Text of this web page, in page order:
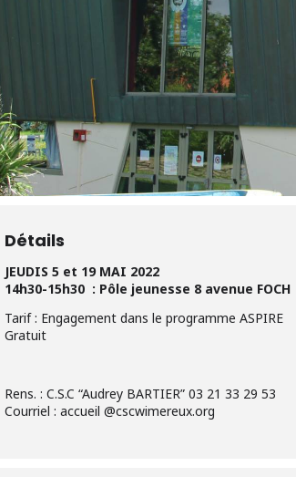
Détails
JEUDIS 5 et 19 MAI 2022
14h30-15h30 : Pôle jeunesse 8 avenue FOCH
Tarif : Engagement dans le programme ASPIRE
Gratuit
Rens. : C.S.C “Audrey BARTIER” 03 21 33 29 53
Courriel : accueil @cscwimereux.org